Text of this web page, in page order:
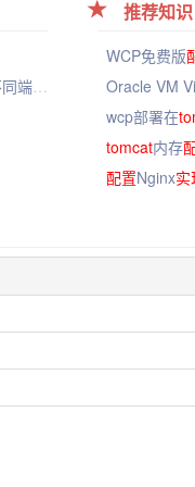
一个服务器搭多个tomcat导致session丢失，或者同一个IP不同端口，多个应用的session会冲突解决方法
推荐知识
WCP免费版
Oracle VM
wcp部署在
tomcat内存
配置Nginx实